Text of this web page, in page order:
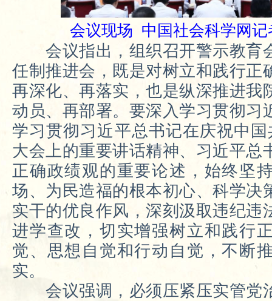
会议现场 中国社会科学网记
会议指出，组织召开警示教育
任制推进会，既是对树立和践行正
再深化、再落实，也是纵深推进我
动员、再部署。要深入学习贯彻习
学习贯彻习近平总书记在庆祝中
大会上的重要讲话精神、习近平总
正确政绩观的重要论述，始终坚
场、为民造福的根本初心、科学决
实干的优良作风，深刻汲取违纪违
进学查改，切实增强树立和践行
觉、思想自觉和行动自觉，不断
实。
会议强调，必须压紧压实管党